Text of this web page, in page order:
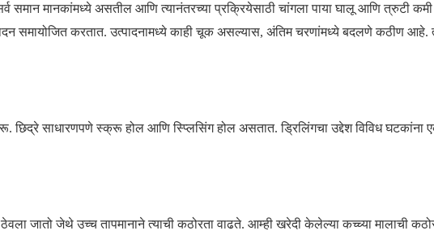
मानकांमध्ये असतील आणि त्यानंतरच्या प्रक्रियेसाठी चांगला पाया घालू आणि त्रुटी
समायोजित करतात. उत्पादनामध्ये काही चूक असल्यास, अंतिम चरणांमध्ये बदलणे कठीण आहे.
छिद्रे साधारणपणे स्क्रू होल आणि स्प्लिसिंग होल असतात. ड्रिलिंगचा उद्देश विविध घटकांना
ठेवला जातो जेथे उच्च तापमानाने त्याची कठोरता वाढते. आम्ही खरेदी केलेल्या कच्च्या मालाची